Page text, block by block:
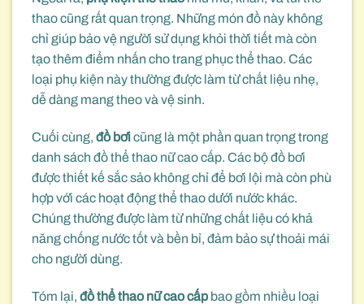
thao cũng rất quan trọng. Những món đồ này không
chỉ giúp bảo vệ người sử dụng khỏi thời tiết mà còn
tạo thêm điểm nhấn cho trang phục thể thao. Các
loại phụ kiện này thường được làm từ chất liệu nhẹ,
dễ dàng mang theo và vệ sinh.
Cuối cùng, đồ bơicũng là một phần quan trọng trong
danh sách đồ thể thao nữ cao cấp. Các bộ đồ bơi
được thiết kế sắc sảo không chỉ để bơi lội mà còn phù
hợp với các hoạt động thể thao dưới nước khác.
Chúng thường được làm từ những chất liệu có khả
năng chống nước tốt và bền bỉ, đảm bảo sự thoải mái
cho người dùng.
Tóm lại, đồ thể thao nữ cao cấp bao gồm nhiều loại